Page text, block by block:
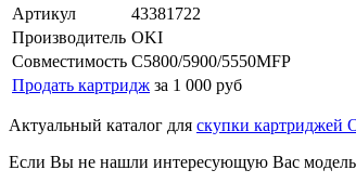
Артикул
43381722
Производитель OKI
Совместимость C5800/5900/5550MFP
Продать картридж за 1 000 руб
Актуальный каталог для скупки картриджей
Если Вы не нашли интересующую Вас модель